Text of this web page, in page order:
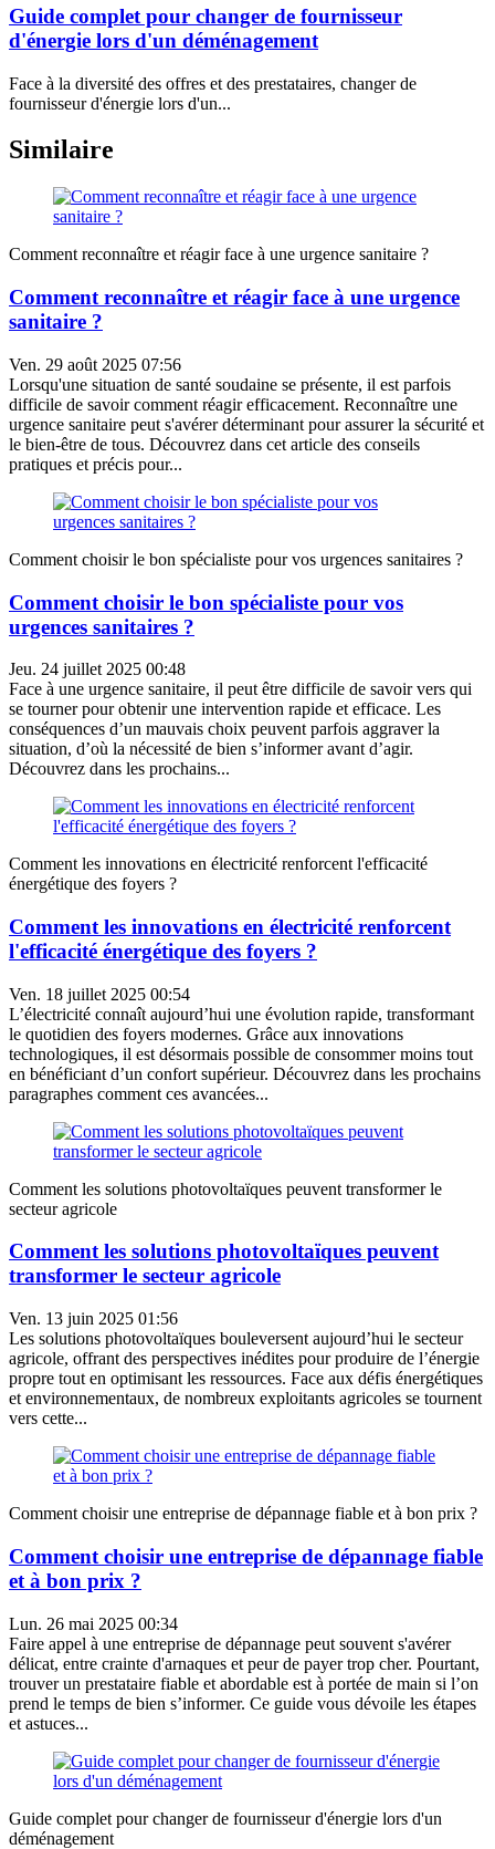
Guide complet pour changer de fournisseur
d'énergie lors d'un déménagement
Face à la diversité des offres et des prestataires, changer de
fournisseur d'énergie lors d'un...
Similaire
Comment reconnaître et réagir face à une urgence sanitaire ?
Comment reconnaître et réagir face à une urgence
sanitaire ?
Ven. 29 août 2025 07:56
Lorsqu'une situation de santé soudaine se présente, il est parfois
difficile de savoir comment réagir efficacement. Reconnaître une
urgence sanitaire peut s'avérer déterminant pour assurer la sécurité et
le bien-être de tous. Découvrez dans cet article des conseils
pratiques et précis pour...
Comment choisir le bon spécialiste pour vos urgences sanitaires ?
Comment choisir le bon spécialiste pour vos
urgences sanitaires ?
Jeu. 24 juillet 2025 00:48
Face à une urgence sanitaire, il peut être difficile de savoir vers qui
se tourner pour obtenir une intervention rapide et efficace. Les
conséquences d’un mauvais choix peuvent parfois aggraver la
situation, d’où la nécessité de bien s’informer avant d’agir.
Découvrez dans les prochains...
Comment les innovations en électricité renforcent l'efficacité
énergétique des foyers ?
Comment les innovations en électricité renforcent
l'efficacité énergétique des foyers ?
Ven. 18 juillet 2025 00:54
L’électricité connaît aujourd’hui une évolution rapide, transformant
le quotidien des foyers modernes. Grâce aux innovations
technologiques, il est désormais possible de consommer moins tout
en bénéficiant d’un confort supérieur. Découvrez dans les prochains
paragraphes comment ces avancées...
Comment les solutions photovoltaïques peuvent transformer le
secteur agricole
Comment les solutions photovoltaïques peuvent
transformer le secteur agricole
Ven. 13 juin 2025 01:56
Les solutions photovoltaïques bouleversent aujourd’hui le secteur
agricole, offrant des perspectives inédites pour produire de l’énergie
propre tout en optimisant les ressources. Face aux défis énergétiques
et environnementaux, de nombreux exploitants agricoles se tournent
vers cette...
Comment choisir une entreprise de dépannage fiable et à bon prix ?
Comment choisir une entreprise de dépannage fiable
et à bon prix ?
Lun. 26 mai 2025 00:34
Faire appel à une entreprise de dépannage peut souvent s'avérer
délicat, entre crainte d'arnaques et peur de payer trop cher. Pourtant,
trouver un prestataire fiable et abordable est à portée de main si l’on
prend le temps de bien s’informer. Ce guide vous dévoile les étapes
et astuces...
Guide complet pour changer de fournisseur d'énergie lors d'un
déménagement